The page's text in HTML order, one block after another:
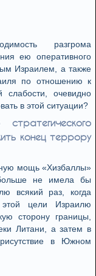
разгрома
ею оперативного
Израилем, а также
по отношению к
очевидно
в этой ситуации?
конец террору
мощь «Хизбаллы»
не имела бы
всякий раз, когда
цели Израилю
сторону границы,
Литани, а затем в
в Южном